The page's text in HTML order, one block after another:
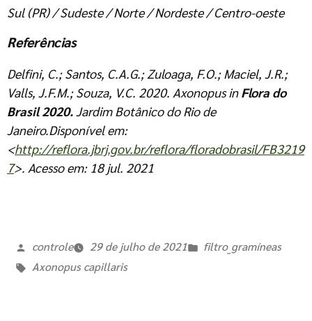
Sul (PR) / Sudeste / Norte / Nordeste / Centro-oeste
Referências
Delfini, C.; Santos, C.A.G.; Zuloaga, F.O.; Maciel, J.R.;
Valls, J.F.M.; Souza, V.C. 2020. Axonopus in Flora do
Brasil 2020.Jardim Botânico do Rio de
Janeiro.Disponível em:
<http://reflora.jbrj.gov.br/reflora/floradobrasil/FB3219
7>. Acesso em: 18 jul. 2021
controle 29 de julho de 2021
filtro_gramíneas
Axonopus capillaris